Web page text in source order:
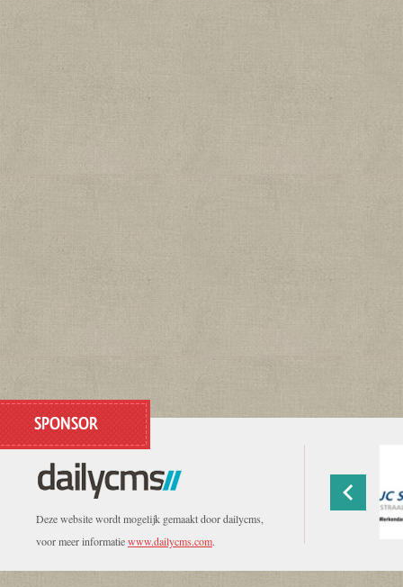
SPONSOR
Deze website wordt mogelijk gemaakt door dailycms,
voor meer informatiewww.dailycms.com.